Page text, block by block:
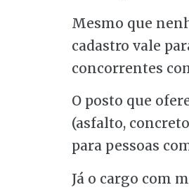
Mesmo que
cadastro vale
concorrentes
O posto que
(asfalto,
para pessoas
Já o cargo com